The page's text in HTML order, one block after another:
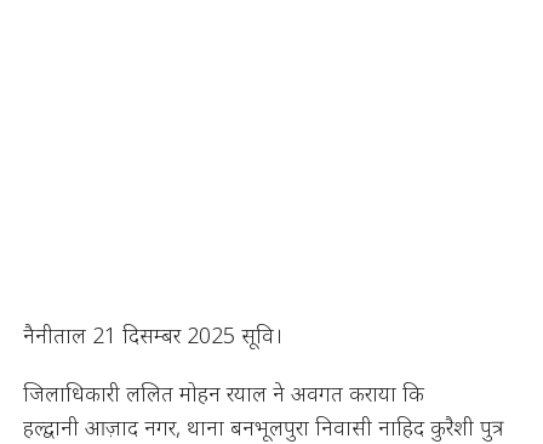
नैनीताल 21 दिसम्बर 2025 सूवि।
जिलाधिकारी ललित मोहन रयाल ने अवगत कराया कि
हल्द्वानी आज़ाद नगर, थाना बनभूलपुरा निवासी नाहिद कुरैशी पुत्र